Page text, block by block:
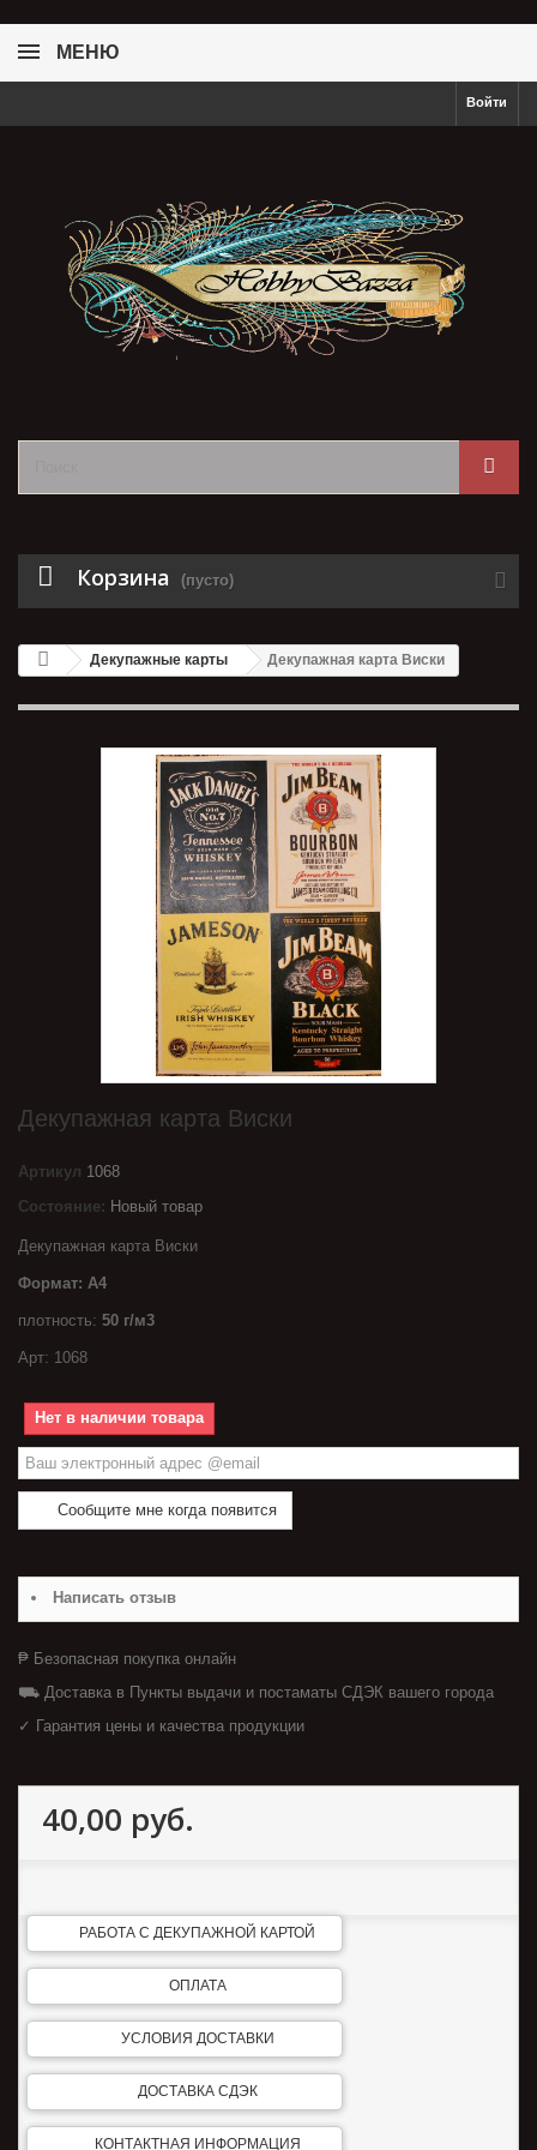
МЕНЮ
Войти
Корзина (пусто)
Декупажные карты Декупажная карта Виски
Декупажная карта Виски
Артикул 1068
Состояние: Новый товар
Декупажная карта Виски
Формат: А4
плотность: 50 г/м3
Арт: 1068
Нет в наличии товара
Сообщите мне когда появится
Написать отзыв
₱ Безопасная покупка онлайн
⛟ Доставка в Пункты выдачи и постаматы СДЭК вашего города
✓ Гарантия цены и качества продукции
40,00 руб.
РАБОТА С ДЕКУПАЖНОЙ КАРТОЙ
ОПЛАТА
УСЛОВИЯ ДОСТАВКИ
ДОСТАВКА СДЭК
КОНТАКТНАЯ ИНФОРМАЦИЯ